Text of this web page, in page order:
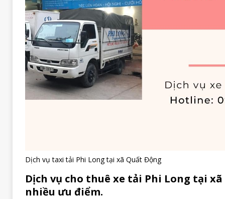
Dịch vụ taxi tải Phi Long tại xã Quất Động
Dịch vụ cho thuê xe tải Phi Long tại
nhiều ưu điểm.